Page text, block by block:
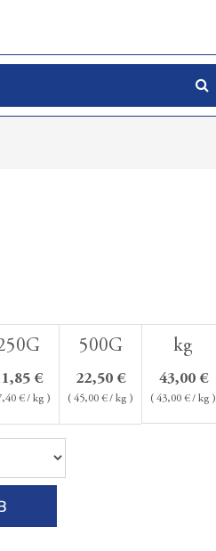
€
€ / kg )
500G
22,50 €
( 45,00 € / kg )
kg
43,00 €
( 43,00 € / kg )